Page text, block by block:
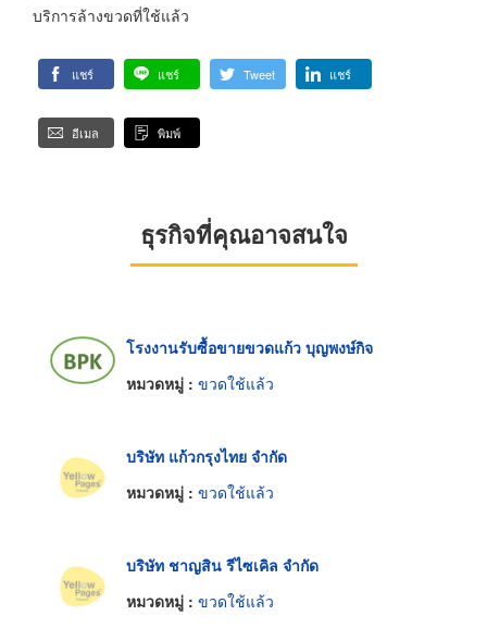
บริการล้างขวดที่ใช้แล้ว
แชร์ แชร์ Tweet แชร์
อีเมล พิมพ์
ธุรกิจที่คุณอาจสนใจ
โรงงานรับซื้อขายขวดแก้ว บุญพงษ์กิจ
หมวดหมู่ : ขวดใช้แล้ว
บริษัท แก้วกรุงไทย จำกัด
หมวดหมู่ : ขวดใช้แล้ว
บริษัท ชาญสิน รีไซเคิล จำกัด
หมวดหมู่ : ขวดใช้แล้ว